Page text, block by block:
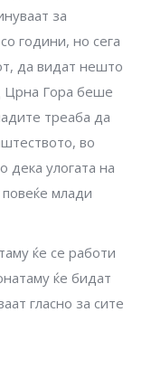
за
години, но сега
да видат нешто
Црна Гора беше
треаба да
во
дека улогата на
млади
ќе се работи
ќе бидат
гласно за сите